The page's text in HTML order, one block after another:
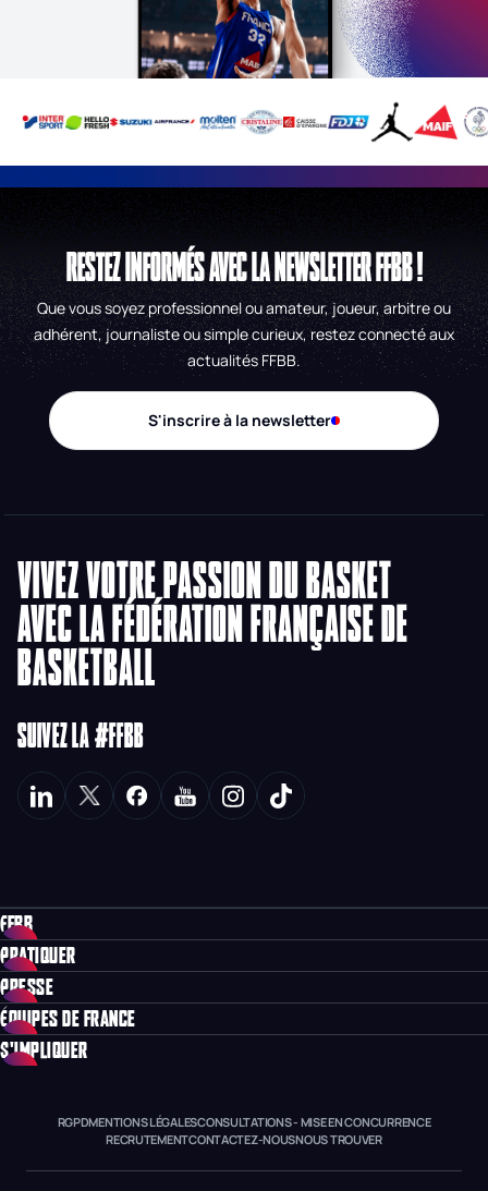
RESTEZ INFORMÉS AVEC LA NEWSLETTER FFBB !
Que vous soyez professionnel ou amateur, joueur, arbitre ou
adhérent, journaliste ou simple curieux, restez connecté aux
actualités FFBB.
S'inscrire à la newsletter
VIVEZ VOTRE PASSION DU BASKET
AVEC LA FÉDÉRATION FRANÇAISE DE
BASKETBALL
SUIVEZ LA #FFBB
FFBB
PRATIQUER
PRESSE
ÉQUIPES DE FRANCE
S'IMPLIQUER
RGPDMENTIONS LÉGALESCONSULTATIONS - MISE EN CONCURRENCE
RECRUTEMENTCONTACTEZ-NOUSNOUS TROUVER